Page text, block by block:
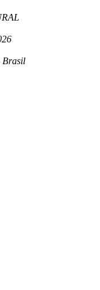
Brasil